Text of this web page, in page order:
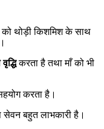
को थोड़ी किशमिश के साथ
करता है तथा माँ को भी
करता है।
सेवन बहुत लाभकारी है।